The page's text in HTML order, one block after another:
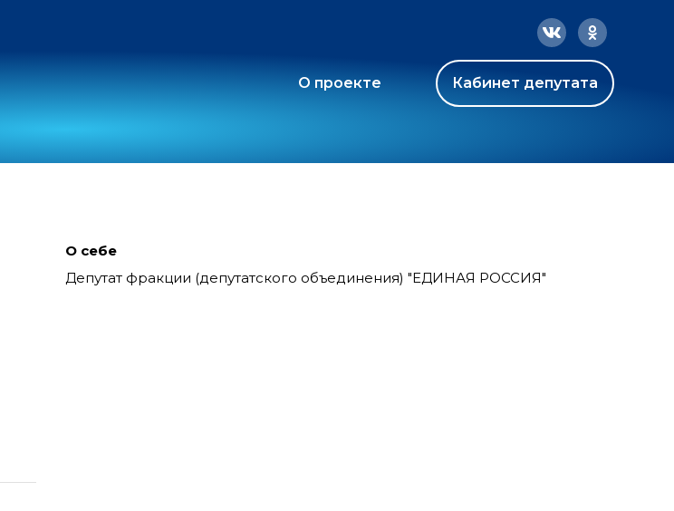
О проекте Кабинет депутата
О себе
Депутат фракции (депутатского объединения) "ЕДИНАЯ РОССИЯ"